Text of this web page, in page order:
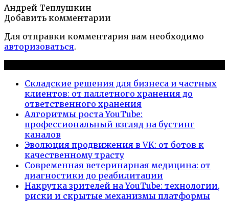
Андрей Теплушкин
Добавить комментарии
Для отправки комментария вам необходимо
авторизоваться.
Складские решения для бизнеса и частных
клиентов: от паллетного хранения до
ответственного хранения
Алгоритмы роста YouTube:
профессиональный взгляд на бустинг
каналов
Эволюция продвижения в VK: от ботов к
качественному трасту
Современная ветеринарная медицина: от
диагностики до реабилитации
Накрутка зрителей на YouTube: технологии,
риски и скрытые механизмы платформы